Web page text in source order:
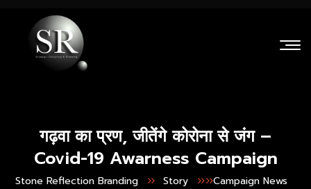
गढ़वा का प्रण, जीतेंगे कोरोना से जंग –
Covid-19 Awarness Campaign
Stone Reflection Branding Story
Campaign News